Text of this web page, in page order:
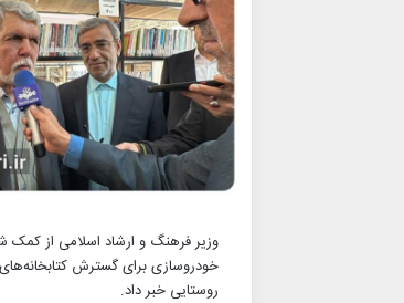
وزیر فرهنگ و ارشاد اسلامی از
خودروسازی برای گسترش
روستایی خبر داد.